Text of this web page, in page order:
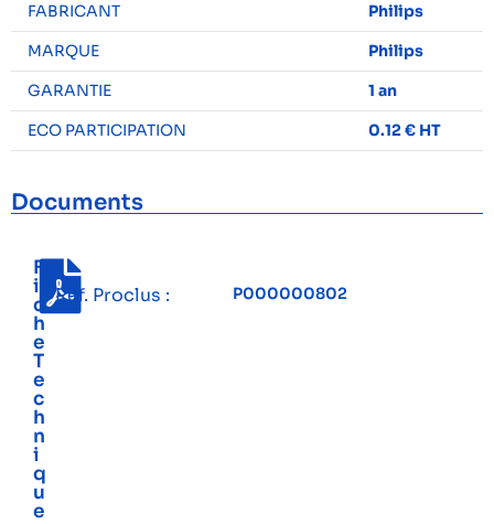
FABRICANT
Philips
MARQUE
Philips
GARANTIE
1 an
ECO PARTICIPATION
0.12 € HT
Documents
F
i
c
h
e
T
e
c
h
n
i
q
u
e
Réf. Proclus : P000000802